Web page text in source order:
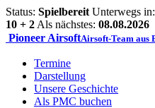
Status: Spielbereit Unterwegs in:
10 + 2 Als nächstes: 08.08.2026
Pioneer AirsoftAirsoft-Team aus
Termine
Darstellung
Unsere Geschichte
Als PMC buchen